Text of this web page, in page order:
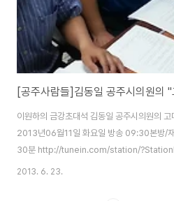
[공주사람들]김동일 공주시의원의
이원하의 금강초대석 김동일 공주시의원의
2013년06월11일 화요일 방송 09:30본방/
30분 http://tunein.com/station/
2013. 6. 23.